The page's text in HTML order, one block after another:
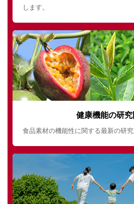
します。
健康機能の研
食品素材の機能性に関する最新の研究